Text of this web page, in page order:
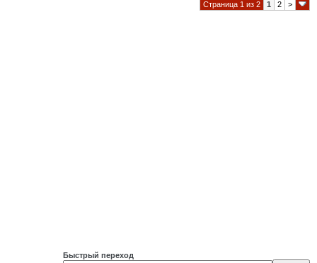
Страница 1 из 2 1 2 >
Быстрый переход